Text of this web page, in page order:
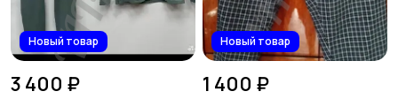
Новый товар
3 400 ₽
Новый товар
1 400 ₽